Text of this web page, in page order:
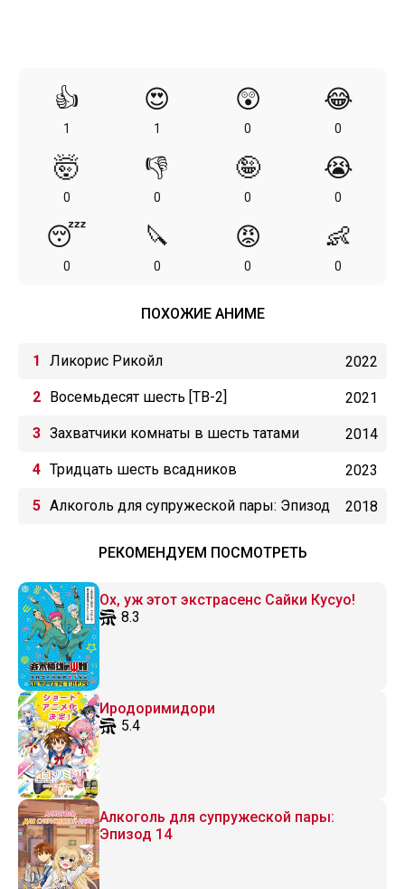
👍
1
😍
1
😲
0
😂
0
🤯
0
👎
0
🤪
0
😭
0
😴
0
🔪
0
😡
0
👶
0
ПОХОЖИЕ АНИМЕ
Ликорис Рикойл 2022
Восемьдесят шесть [ТВ-2] 2021
Захватчики комнаты в шесть татами 2014
Тридцать шесть всадников 2023
Алкоголь для супружеской пары: Эпизод 2018
РЕКОМЕНДУЕМ ПОСМОТРЕТЬ
Ох, уж этот экстрасенс Сайки Кусуо!
8.3
Иродоримидори
5.4
Алкоголь для супружеской пары:
Эпизод 14